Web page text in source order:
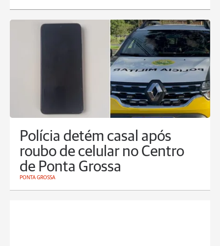
Polícia detém casal após
roubo de celular no Centro
de Ponta Grossa
PONTA GROSSA